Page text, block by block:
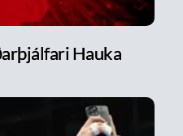
Hauka